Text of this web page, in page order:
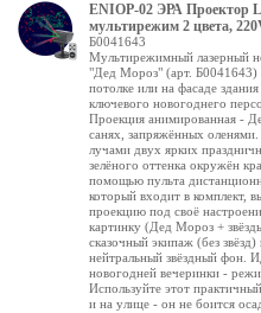
ENIOP-02 ЭРА Проектор
мультирежим 2 цвета,
Б0041643
Мультирежимный лазерный
"Дед Мороз" (арт. Б0041643)
потолке или на фасаде
ключевого новогоднего
Проекция анимированная -
санях, запряжённых оленями.
лучами двух ярких
зелёного оттенка окружён
помощью пульта
который входит в комплект,
проекцию под своё
картинку (Дед Мороз +
сказочный экипаж (без
нейтральный звёздный фон.
новогодней вечеринки -
Используйте этот
и на улице - он не боится